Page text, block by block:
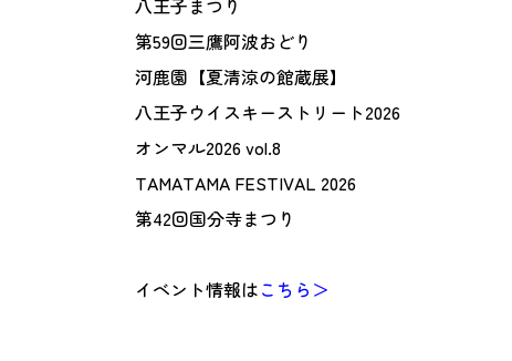
八王子まつり
第59回三鷹阿波おどり
河鹿園【夏清涼の館蔵展】
八王子ウイスキーストリート2026
オンマル2026 vol.8
TAMATAMA FESTIVAL 2026
第42回国分寺まつり
イベント情報はこちら＞